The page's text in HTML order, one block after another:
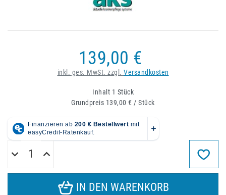
139,00 €
inkl. ges. MwSt. zzgl. Versandkosten
Inhalt 1 Stück
Grundpreis 139,00 € / Stück
IN DEN WARENKORB